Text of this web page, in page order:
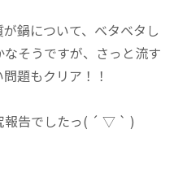
鍋について、ベタベタし
そうですが、さっと流す
題もクリア！！
報告でしたっ( ´ ▽ ` )